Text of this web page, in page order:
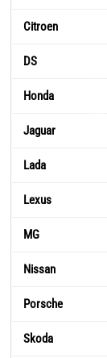
Citroen
DS
Honda
Jaguar
Lada
Lexus
MG
Nissan
Porsche
Skoda